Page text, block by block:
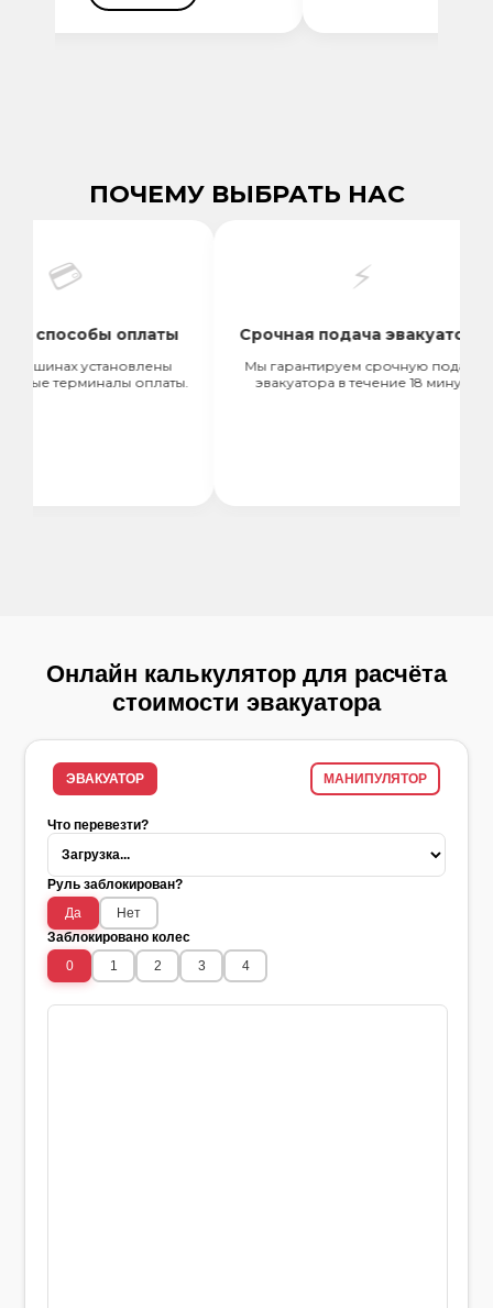
ПОЧЕМУ ВЫБРАТЬ НАС
💳
оплаты
установлены
терминалы оплаты.
Срочная подача эвакуатора
Мы гарантируем срочную подачу
эвакуатора в течение 18 минут.
Онлайн калькулятор для расчёта
стоимости эвакуатора
ЭВАКУАТОР МАНИПУЛЯТОР
Что перевезти?
Руль заблокирован?
Да
Нет
Заблокировано колес
0
1 2 3 4